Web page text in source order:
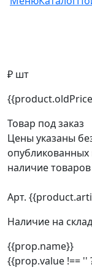
₽ шт
Товар под заказ
Цены указаны
опубликованных
наличие
Арт.
Наличие на
{{prop.name}}
{{prop.value !== ''